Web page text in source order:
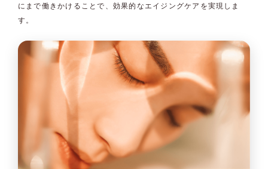
にまで働きかけることで、効果的なエイジングケアを実現しま
す。